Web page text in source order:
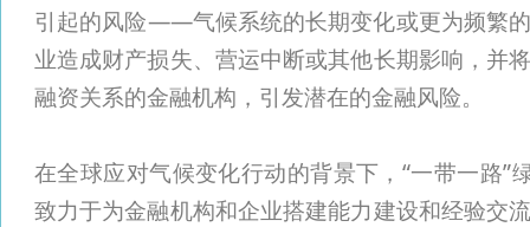
引起的风险——气候系统的长期变化或更为频繁
业造成财产损失、营运中断或其他长期影响，并
融资关系的金融机构，引发潜在的金融风险。
在全球应对气候变化行动的背景下，“一带一路”
致力于为金融机构和企业搭建能力建设和经验交